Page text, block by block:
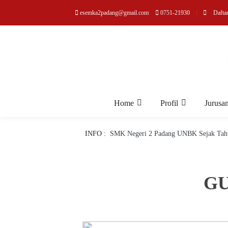
esemka2padang@gmail.com 0751-21930
Home Profil Jurusan
INFO : SMK Negeri 2 Padang UNBK Sejak